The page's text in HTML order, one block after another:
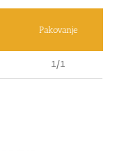
Pakovanje
1/1